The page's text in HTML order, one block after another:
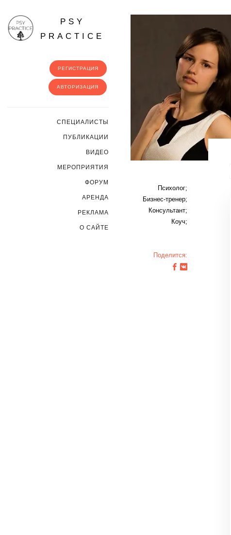
PSY
PRACTICE
РЕГИСТРАЦИЯ
АВТОРИЗАЦИЯ
CПЕЦИАЛИСТЫ
ПУБЛИКАЦИИ
ВИДЕО
МЕРОПРИЯТИЯ
ФОРУМ
АРЕНДА
РЕКЛАМА
О САЙТЕ
Психолог;
Бизнес-тренер;
Консультант;
Коуч;
Поделится: